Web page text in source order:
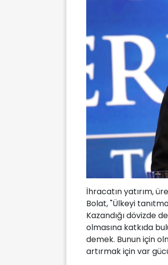
İhracatın yatırım,
Bolat, "Ülkeyi
Kazandığı dövizde
olmasına katkıda
demek. Bunun için
artırmak için var